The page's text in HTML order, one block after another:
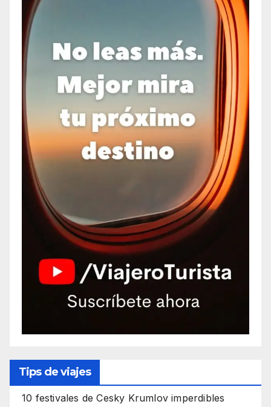
Tips de viajes
10 festivales de Cesky Krumlov imperdibles